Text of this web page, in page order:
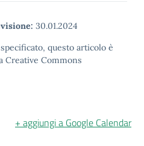
30.01.2024
questo articolo è
Creative Commons
+ aggiungi a Google Calendar